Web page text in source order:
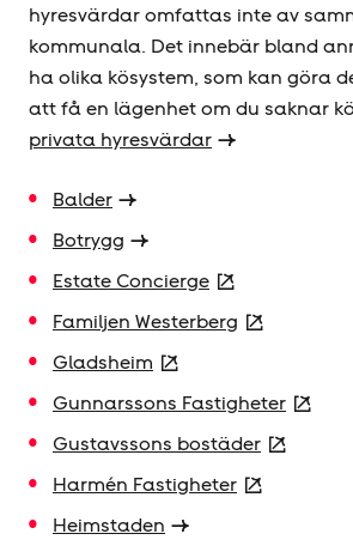
hyresvärdar omfattas inte av
kommunala. Det innebär bland
ha olika kösystem, som kan göra
att få en lägenhet om du saknar
privata hyresvärdar
Balder
Botrygg
Estate Concierge
Familjen Westerberg
Gladsheim
Gunnarssons Fastigheter
Gustavssons bostäder
Harmén Fastigheter
Heimstaden